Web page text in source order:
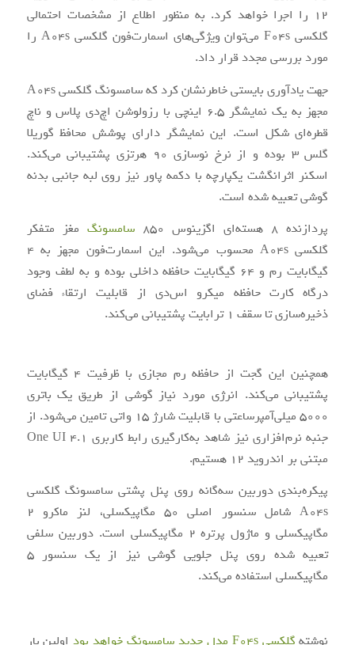
12 را اجرا خواهد کرد. به منظور اطلاع از مشخصات احتمالی
گلکسی F04s می‌توان ویژگی‌های اسمارت‌فون گلکسی A04s را
مورد بررسی مجدد قرار داد.
جهت یادآوری بایستی خاطرنشان کرد که سامسونگ گلکسی A04s
مجهز به یک نمایشگر 6.5 اینچی با رزولوشن اچ‌دی پلاس و ناچ
قطره‌ای شکل است. این نمایشگر دارای پوشش محافظ گوریلا
گلس 3 بوده و از نرخ نوسازی 90 هرتزی پشتیبانی می‌کند.
اسکنر اثرانگشت یکپارچه با دکمه پاور نیز روی لبه جانبی بدنه
گوشی تعبیه شده است.
پردازنده 8 هسته‌ای اگزینوس 850
سامسونگ مغز متفکر
گلکسی A04s محسوب می‌شود. این اسمارت‌فون مجهز به 4
گیگابایت رم و 64 گیگابایت حافظه داخلی بوده و به لطف وجود
درگاه کارت حافظه میکرو اس‌دی از قابلیت ارتقاء فضای
ذخیره‌سازی تا سقف 1 ترابایت پشتیبانی می‌کند.
همچنین این گجت از حافظه رم مجازی با ظرفیت 4 گیگابایت
پشتیبانی می‌کند. انرژی مورد نیاز گوشی از طریق یک باتری
5000 میلی‌آمپرساعتی با قابلیت شارژ 15 واتی تامین می‌شود. از
جنبه نرم‌افزاری نیز شاهد به‌کارگیری رابط کاربری One UI 4.1
مبتنی بر اندروید 12 هستیم.
پیکره‌بندی دوربین سه‌گانه روی پنل پشتی سامسونگ گلکسی
A04s شامل سنسور اصلی 50 مگاپیکسلی، لنز ماکرو 2
مگاپیکسلی و ماژول پرتره 2 مگاپیکسلی است. دوربین سلفی
تعبیه شده روی پنل جلویی گوشی نیز از یک سنسور 5
مگاپیکسلی استفاده می‌کند.
نوشته گلکسی F04s مدل جدید سامسونگ خواهد بود
اولین بار